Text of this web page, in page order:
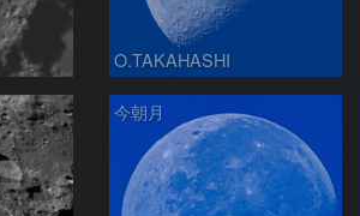
O.TAKAHASHI
今朝月